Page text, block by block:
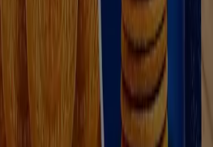
de detallistas dedicada a la
Los
supermercados Covirán
en España y Portugal y son
referencia en el sector. Consulta en
las grandes ofertas que realizan
marcas líderes y también de